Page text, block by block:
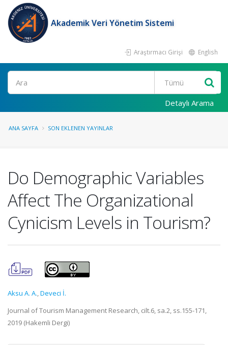
Akademik Veri Yönetim Sistemi
Araştırmacı Girişi English
Ara
Detaylı Arama
ANA SAYFA SON EKLENEN YAYINLAR
Do Demographic Variables
Affect The Organizational
Cynicism Levels in Tourism?
Aksu A. A.,Deveci İ.
Journal of Tourism Management Research, cilt.6, sa.2, ss.155-171,
2019 (Hakemli Dergi)